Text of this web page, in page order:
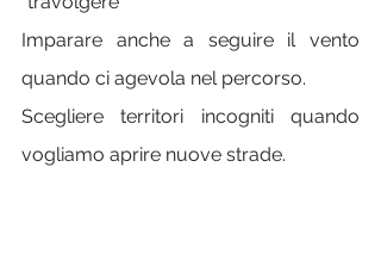
Imparare anche a seguire il vento
quando ci agevola nel percorso.
Scegliere territori incogniti quando
vogliamo aprire nuove strade.